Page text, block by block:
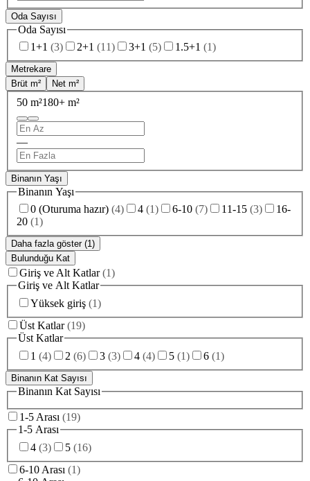
Oda Sayısı
Oda Sayısı
1+1 (3) 2+1 (11) 3+1 (5) 1.5+1 (1)
Metrekare
Brüt m²
Net m²
50 m²180+ m²
—
Binanın Yaşı
Binanın Yaşı
0 (Oturuma hazır) (4) 4 (1) 6-10 (7) 11-15 (3)
16-
20 (1)
Daha fazla göster (1)
Bulunduğu Kat
Giriş ve Alt Katlar (1)
Giriş ve Alt Katlar
Yüksek giriş (1)
Üst Katlar (19)
Üst Katlar
1 (4) 2 (6) 3 (3) 4 (4) 5 (1) 6 (1)
Binanın Kat Sayısı
Binanın Kat Sayısı
1-5 Arası (19)
1-5 Arası
4 (3) 5 (16)
6-10 Arası (1)